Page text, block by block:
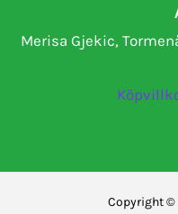
Merisa Gjekic,
Copyright ©